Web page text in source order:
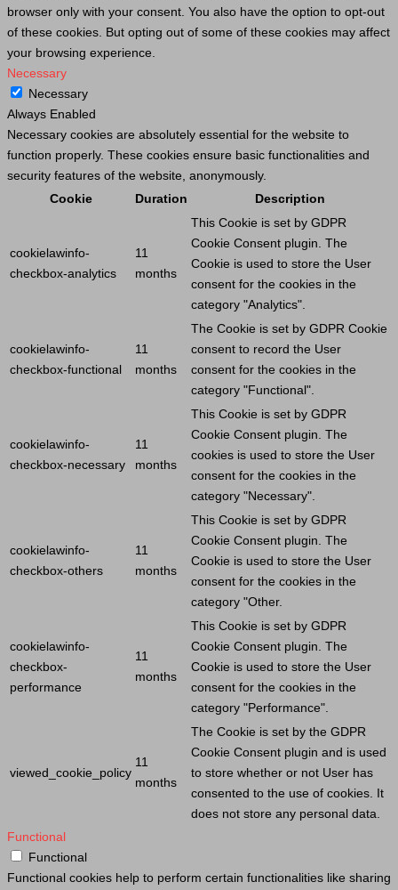
browser only with your consent. You also have the option to opt-out
of these cookies. But opting out of some of these cookies may affect
your browsing experience.
Necessary
Necessary
Always Enabled
Necessary cookies are absolutely essential for the website to
function properly. These cookies ensure basic functionalities and
security features of the website, anonymously.
Cookie
Duration Description
cookielawinfo-
checkbox-analytics
11
months
This Cookie is set by GDPR
Cookie Consent plugin. The
Cookie is used to store the User
consent for the cookies in the
category "Analytics".
cookielawinfo-
checkbox-functional
11
months
The Cookie is set by GDPR Cookie
consent to record the User
consent for the cookies in the
category "Functional".
cookielawinfo-
checkbox-necessary
11
months
This Cookie is set by GDPR
Cookie Consent plugin. The
cookies is used to store the User
consent for the cookies in the
category "Necessary".
cookielawinfo-
checkbox-others
11
months
This Cookie is set by GDPR
Cookie Consent plugin. The
Cookie is used to store the User
consent for the cookies in the
category "Other.
cookielawinfo-
checkbox-
performance
11
months
This Cookie is set by GDPR
Cookie Consent plugin. The
Cookie is used to store the User
consent for the cookies in the
category "Performance".
viewed_cookie_policy
11
months
The Cookie is set by the GDPR
Cookie Consent plugin and is used
to store whether or not User has
consented to the use of cookies. It
does not store any personal data.
Functional
Functional
Functional cookies help to perform certain functionalities like sharing